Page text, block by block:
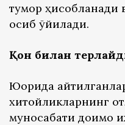
тумор ҳисобланади
осиб қўйилади.
Қон билан
Юқорида
хитойликларнинг
муносабати доимо